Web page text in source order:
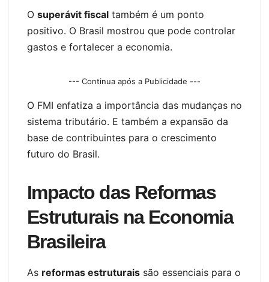
O superávit fiscal também é um ponto
positivo. O Brasil mostrou que pode controlar
gastos e fortalecer a economia.
--- Continua após a Publicidade ---
O FMI enfatiza a importância das mudanças no
sistema tributário. E também a expansão da
base de contribuintes para o crescimento
futuro do Brasil.
Impacto das Reformas
Estruturais na Economia
Brasileira
As reformas estruturais são essenciais para o